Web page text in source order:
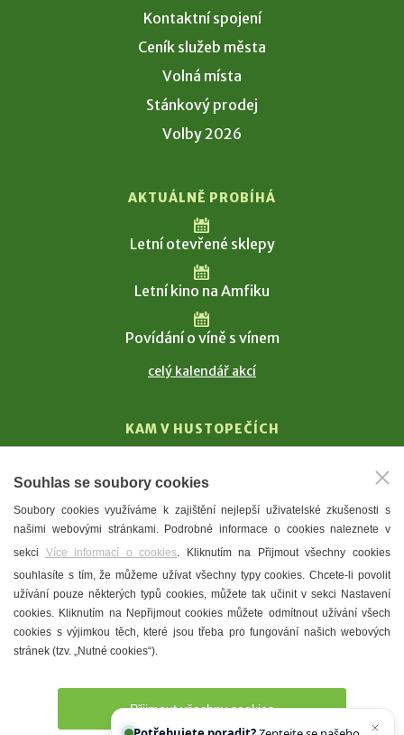
Kontaktní spojení
Ceník služeb města
Volná místa
Stánkový prodej
Volby 2026
AKTUÁLNĚ PROBÍHÁ
Letní otevřené sklepy
Letní kino na Amfiku
Povídání o víně s vínem
celý kalendář akcí
KAM V HUSTOPEČÍCH
T. G. Masaryk
Mandloně
Ubytování
Restaurace
Městské muzeum a galerie
Denní meníčka
Souhlas se soubory cookies
Soubory cookies využíváme k zajištění nejlepší uživatelské zkušenosti s
našimi webovými stránkami. Podrobné informace o cookies naleznete v
sekci Více informací o cookies. Kliknutím na Přijmout všechny cookies
souhlasíte s tím, že můžeme užívat všechny typy cookies. Chcete-li povolit
užívání pouze některých typů cookies, můžete tak učinit v sekci Nastavení
cookies. Kliknutím na Nepřijmout cookies můžete odmítnout užívání všech
cookies s výjimkou těch, které jsou třeba pro fungování našich webových
stránek (tzv. „Nutné cookies“).
Přijmout všechny cookies
Potřebujete poradit?